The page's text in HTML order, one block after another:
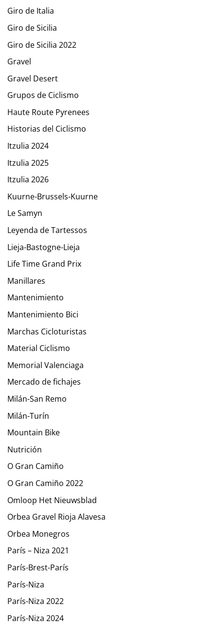
Giro de Italia
Giro de Sicilia
Giro de Sicilia 2022
Gravel
Gravel Desert
Grupos de Ciclismo
Haute Route Pyrenees
Historias del Ciclismo
Itzulia 2024
Itzulia 2025
Itzulia 2026
Kuurne-Brussels-Kuurne
Le Samyn
Leyenda de Tartessos
Lieja-Bastogne-Lieja
Life Time Grand Prix
Manillares
Mantenimiento
Mantenimiento Bici
Marchas Cicloturistas
Material Ciclismo
Memorial Valenciaga
Mercado de fichajes
Milán-San Remo
Milán-Turín
Mountain Bike
Nutrición
O Gran Camiño
O Gran Camiño 2022
Omloop Het Nieuwsblad
Orbea Gravel Rioja Alavesa
Orbea Monegros
París – Niza 2021
París-Brest-París
París-Niza
París-Niza 2022
París-Niza 2024